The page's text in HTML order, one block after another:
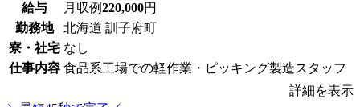
給与 月収例220,000円
勤務地
北海道 訓子府町
寮・社宅 なし
仕事内容 食品系工場での軽作業・ピッキング製造スタッフ
詳細を表示